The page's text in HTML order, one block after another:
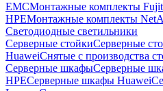
EMCМонтажные комплекты
HPEМонтажные комплекты
Светодиодные светильники
Серверные стойкиСерверные
HuaweiСнятые с производства
Серверные шкафыСерверные
HPEСерверные шкафы Huawei